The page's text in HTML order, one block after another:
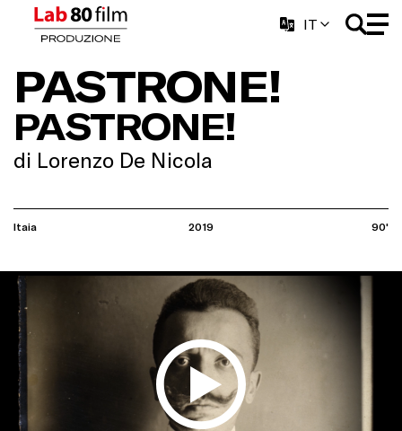
IT
PASTRONE!
PASTRONE!
di Lorenzo De Nicola
Itaia 2019 90'